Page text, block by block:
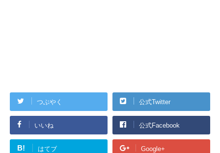
つぶやく 公式Twitter
いいね 公式Facebook
B! はてブ Google+